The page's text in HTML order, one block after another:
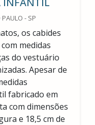
- SP
os cabides
medidas
do vestuário
Apesar de
fabricado em
com dimensões
e 18,5 cm de